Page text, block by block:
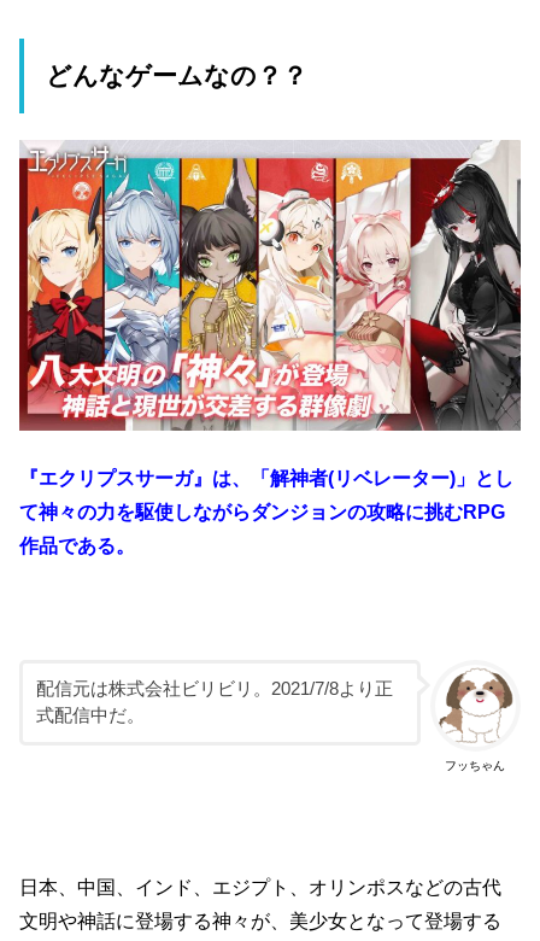
どんなゲームなの？？
『エクリプスサーガ』は、
「解神者(リベレーター)」とし
て神々の力を駆使しながらダンジョンの攻略に挑むRPG
作品である。
フッちゃん
配信元は株式会社ビリビリ。2021/7/8より正
式配信中だ。
日本、中国、インド、エジプト、オリンポスなどの古代
文明や神話に登場する神々が、美少女となって登場する